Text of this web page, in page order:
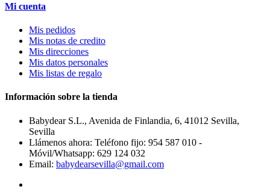
Mi cuenta
Mis pedidos
Mis notas de credito
Mis direcciones
Mis datos personales
Mis listas de regalo
Información sobre la tienda
Babydear S.L., Avenida de Finlandia, 6, 41012 Sevilla,
Sevilla
Llámenos ahora: Teléfono fijo: 954 587 010 -
Móvil/Whatsapp: 629 124 032
Email: babydearsevilla@gmail.com